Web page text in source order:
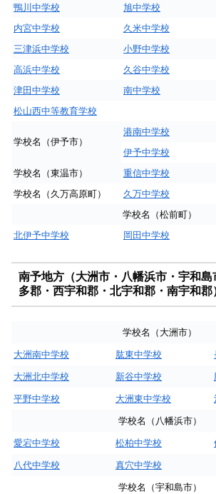
鴨川中学校
旭中学校
内宮中学校
久米中学校
三津浜中学校
小野中学校
高浜中学校
久谷中学校
津田中学校
南中学校
松山西中等教育学校
学校名（伊予市）
港南中学校
伊予中学校
学校名（東温市）
重信中学校
学校名（久万高原町）
久万中学校
学校名（松前町）
北伊予中学校
岡田中学校
南予地方（大洲市・八幡浜市・宇和島
多郡・西宇和郡・北宇和郡・南宇和郡
学校名（大洲市）
大洲南中学校 肱東中学校
大洲北中学校 新谷中学校
平野中学校 大洲東中学校
学校名（八幡浜市）
愛宕中学校 松柏中学校
八代中学校 真穴中学校
学校名（宇和島市）